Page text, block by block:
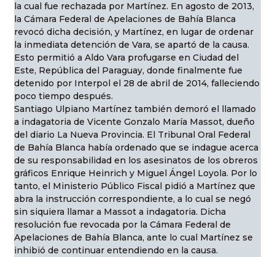
la cual fue rechazada por Martínez. En agosto de 2013,
la Cámara Federal de Apelaciones de Bahía Blanca
revocó dicha decisión, y Martínez, en lugar de ordenar
la inmediata detención de Vara, se apartó de la causa.
Esto permitió a Aldo Vara profugarse en Ciudad del
Este, República del Paraguay, donde finalmente fue
detenido por Interpol el 28 de abril de 2014, falleciendo
poco tiempo después.
Santiago Ulpiano Martínez también demoró el llamado
a indagatoria de Vicente Gonzalo María Massot, dueño
del diario La Nueva Provincia. El Tribunal Oral Federal
de Bahía Blanca había ordenado que se indague acerca
de su responsabilidad en los asesinatos de los obreros
gráficos Enrique Heinrich y Miguel Ángel Loyola. Por lo
tanto, el Ministerio Público Fiscal pidió a Martínez que
abra la instrucción correspondiente, a lo cual se negó
sin siquiera llamar a Massot a indagatoria. Dicha
resolución fue revocada por la Cámara Federal de
Apelaciones de Bahía Blanca, ante lo cual Martínez se
inhibió de continuar entendiendo en la causa.